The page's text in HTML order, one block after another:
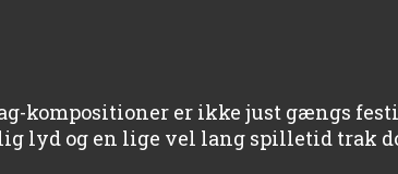
kompositioner er ikke just gængs
lyd og en lige vel lang spilletid trak